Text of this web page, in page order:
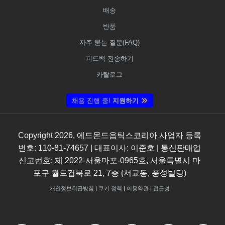
배송
반품
자주 묻는 질문(FAQ)
피드백 전송하기
카탈로그
채용 진행 중! 지원하기
Copyright 2026, 에드몬드옵틱스코리아 사업자 등록
번호: 110-81-74657 | 대표이사: 이준호 | 통신판매업
신고번호: 제 2022-서울마포-0965호, 서울특별시 마
포구 월드컵북로 21, 7층 (서교동, 풍성빌딩)
개인정보취급방침 | 쿠키 정책 | 이용약관| 접근성